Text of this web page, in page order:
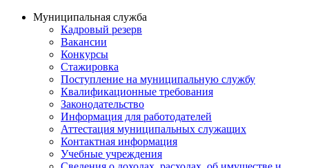
Муниципальная служба
Кадровый резерв
Вакансии
Конкурсы
Стажировка
Поступление на муниципальную службу
Квалификационные требования
Законодательство
Информация для работодателей
Аттестация муниципальных служащих
Контактная информация
Учебные учреждения